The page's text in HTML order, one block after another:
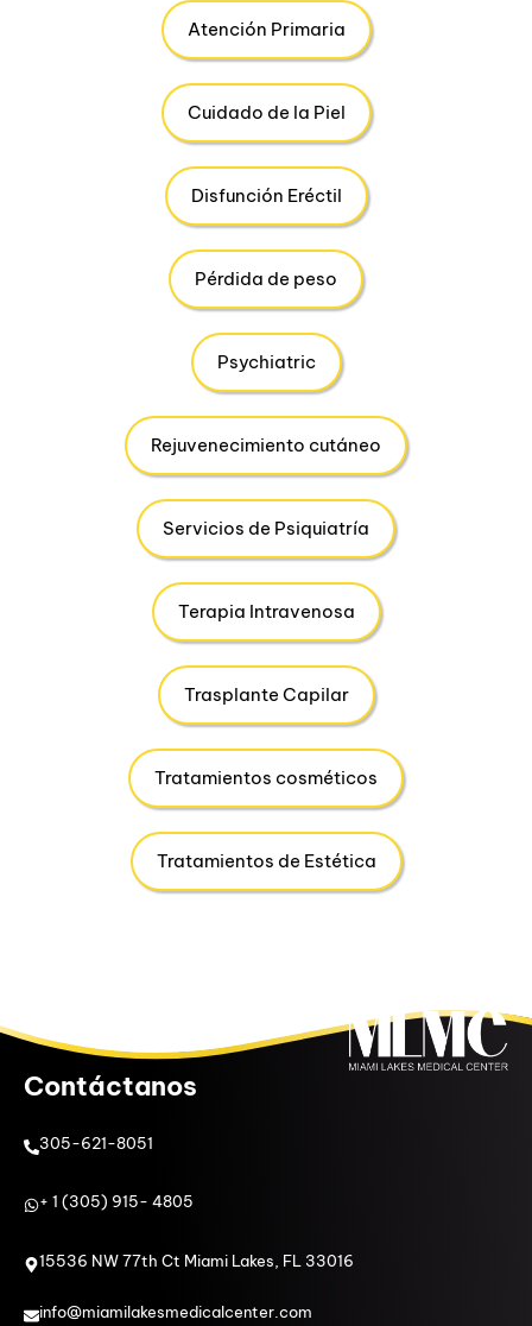
Atención Primaria
Cuidado de la Piel
Disfunción Eréctil
Pérdida de peso
Psychiatric
Rejuvenecimiento cutáneo
Servicios de Psiquiatría
Terapia Intravenosa
Trasplante Capilar
Tratamientos cosméticos
Tratamientos de Estética
Contáctanos
305-621-8051
+ 1 (305) 915- 4805
15536 NW 77th Ct Miami Lakes, FL 33016
info@miamilakesmedicalcenter.com